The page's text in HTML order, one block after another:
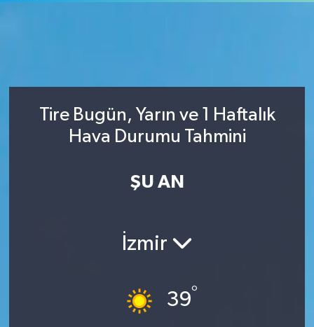
Tire Bugün, Yarın ve 1 Haftalık
Hava Durumu Tahmini
ŞU AN
İzmir
39°
Haber Arşivi